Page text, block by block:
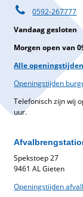
0592-267777
Vandaag gesloten
Morgen open van
Alle openingstijden
Openingstijden
Telefonisch zijn wij
uur.
Spekstoep 27
9461 AL Gieten
Openingstijden